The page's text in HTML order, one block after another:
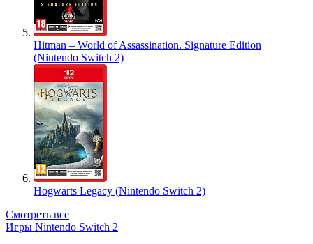
Hitman – World of Assassination. Signature Edition
(Nintendo Switch 2)
Hogwarts Legacy (Nintendo Switch 2)
Смотреть все
Игры Nintendo Switch 2